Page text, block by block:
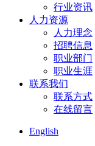
行业资讯
人力资源
人力理念
招聘信息
职业部门
职业生涯
联系我们
联系方式
在线留言
English